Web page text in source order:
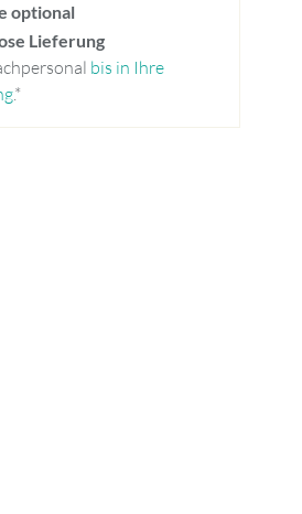
optional
Lieferung
bis in Ihre
.*